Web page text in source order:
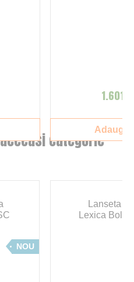
categorie
NOU
Lanseta
Lexica Bolo
Adauga